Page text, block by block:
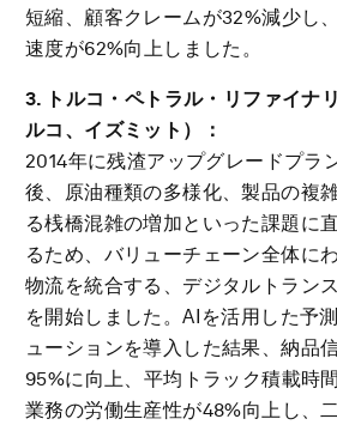
短縮、顧客クレームが32%減少し
速度が62%向上しました。
3. トルコ・ペトラル・リファイナ
ルコ、イズミット）：
2014年に残渣アップグレードプラ
後、原油種類の多様化、製品の複
る桟橋混雑の増加といった課題に
るため、バリューチェーン全体に
物流を統合する、デジタルトラン
を開始しました。AIを活用した予
ューションを導入した結果、納品
95%に向上、平均トラック積載時
業務の労働生産性が48%向上し、